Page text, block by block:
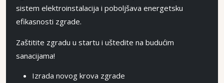
sistem elektroinstalacija i poboljšava energetsku
efikasnosti zgrade.
Zaštitite zgradu u startu i uštedite na budućim
sanacijama!
Izrada novog krova zgrade